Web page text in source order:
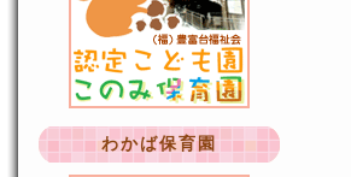
わかば保育園